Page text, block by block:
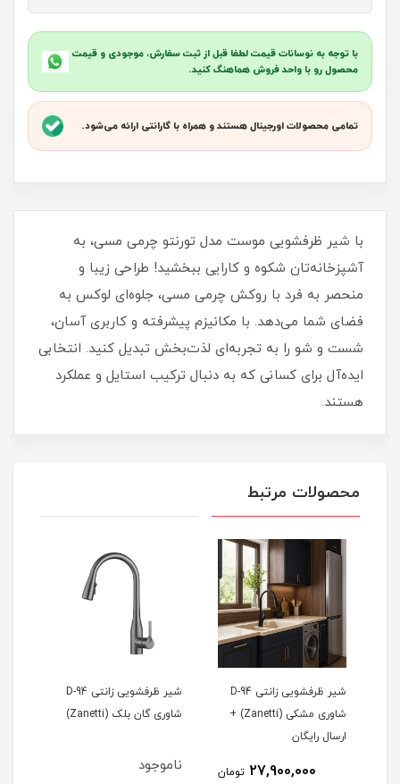
با توجه به نوسانات قیمت لطفا قبل از ثبت سفارش، موجودی و قیمت
محصول رو با واحد فروش هماهنگ کنید.
تمامی محصولات اورجینال هستند و همراه با گارانتی ارائه می‌شود.
با شیر ظرفشویی موست مدل تورنتو چرمی مسی، به
آشپزخانه‌تان شکوه و کارایی ببخشید! طراحی زیبا و
منحصر به فرد با روکش چرمی مسی، جلوه‌ای لوکس به
فضای شما می‌دهد. با مکانیزم پیشرفته و کاربری آسان،
شست و شو را به تجربه‌ای لذت‌بخش تبدیل کنید. انتخابی
ایده‌آل برای کسانی که به دنبال ترکیب استایل و عملکرد
هستند.
محصولات مرتبط
شاوری گان بلک (Zanetti)
ناموجود
شیر ظرفشویی موست مدل
شیکاگو شاوری چرمی مسی